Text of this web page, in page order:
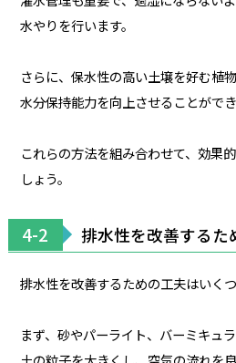
水やりを行います。
さらに、保水性の高い土壌を好む植
水分保持能力を向上させることができ
これらの方法を組み合わせて、効果
しょう。
4-2 排水性を改善するた
排水性を改善するための工夫はいくつ
まず、砂やパーライト、バーミキュ